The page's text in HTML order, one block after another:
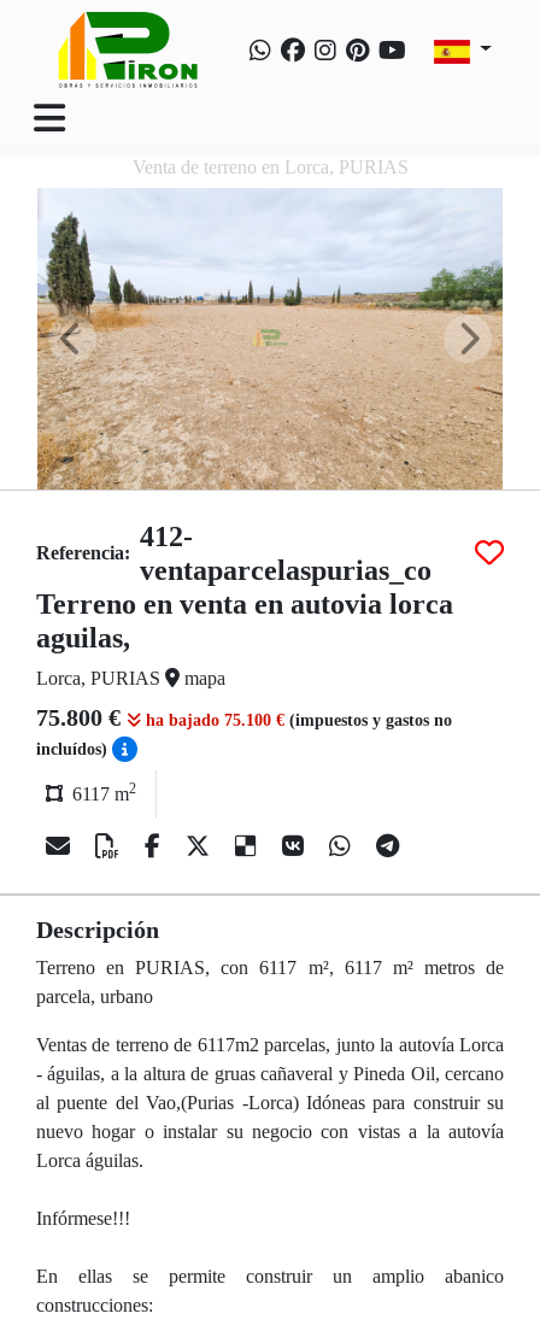
Venta de terreno en Lorca, PURIAS
Referencia:
412-
ventaparcelaspurias_co
Terreno en venta en autovia lorca
aguilas,
Lorca, PURIAS mapa
75.800 € ha bajado 75.100 € (impuestos y gastos no
incluídos)
6117 m2
Descripción
Terreno en PURIAS, con 6117 m², 6117 m² metros de
parcela, urbano
Ventas de terreno de 6117m2 parcelas, junto la autovía Lorca
- águilas, a la altura de gruas cañaveral y Pineda Oil, cercano
al puente del Vao,(Purias -Lorca) Idóneas para construir su
nuevo hogar o instalar su negocio con vistas a la autovía
Lorca águilas.
Infórmese!!!
En ellas se permite construir un amplio abanico
construcciones: